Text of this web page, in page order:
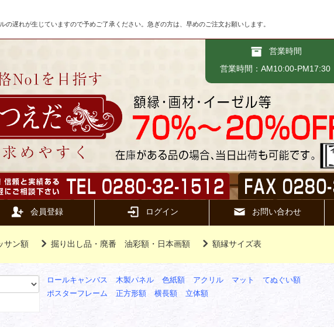
の遅れが生じていますので予めご了承ください。急ぎの方は、早めのご注文お願いします。
営業時間
営業時間：AM10:00-PM17:30
会員登録 ログイン お問い合わせ
サン額 掘り出し品・廃番 油彩額・日本画額 額縁サイズ表
ロールキャンバス 木製パネル 色紙額 アクリル マット
てぬぐい額
ポスターフレーム
正方形額 横長額 立体額